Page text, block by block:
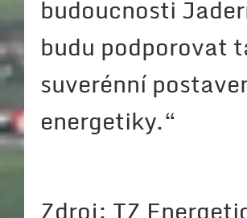
budoucnosti
budu podporovat
suverénní
energetiky.“